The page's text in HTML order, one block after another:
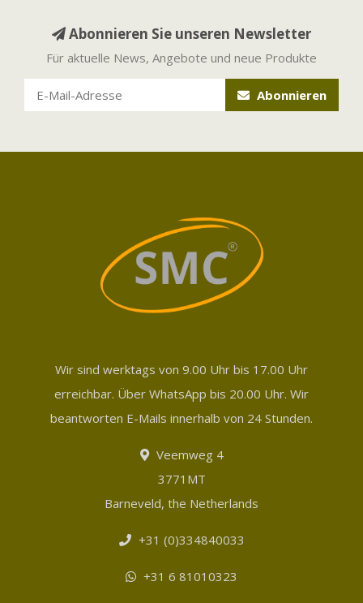
Abonnieren Sie unseren Newsletter
Für aktuelle News, Angebote und neue Produkte
Abonnieren
Wir sind werktags von 9.00 Uhr bis 17.00 Uhr
erreichbar. Über WhatsApp bis 20.00 Uhr. Wir
beantworten E-Mails innerhalb von 24 Stunden.
Veemweg 4
3771MT
Barneveld, the Netherlands
+31 (0)334840033
+31 6 81010323